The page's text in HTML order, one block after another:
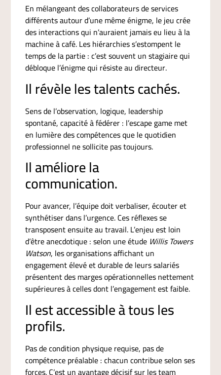
En mélangeant des collaborateurs de services
différents autour d’une même énigme, le jeu crée
des interactions qui n’auraient jamais eu lieu à la
machine à café. Les hiérarchies s’estompent le
temps de la partie : c’est souvent un stagiaire qui
débloque l’énigme qui résiste au directeur.
Il révèle les talents cachés.
Sens de l’observation, logique, leadership
spontané, capacité à fédérer : l’escape game met
en lumière des compétences que le quotidien
professionnel ne sollicite pas toujours.
Il améliore la
communication.
Pour avancer, l’équipe doit verbaliser, écouter et
synthétiser dans l’urgence. Ces réflexes se
transposent ensuite au travail. L’enjeu est loin
d’être anecdotique : selon une étude Willis Towers
Watson, les organisations affichant un
engagement élevé et durable de leurs salariés
présentent des marges opérationnelles nettement
supérieures à celles dont l’engagement est faible.
Il est accessible à tous les
profils.
Pas de condition physique requise, pas de
compétence préalable : chacun contribue selon ses
forces. C’est un avantage décisif sur les team